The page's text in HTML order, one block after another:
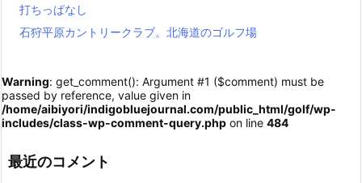
打ちっぱなし
石狩平原カントリークラブ。北海道のゴルフ場
Warning: get_comment(): Argument #1 ($comment) must be
passed by reference, value given in
/home/aibiyori/indigobluejournal.com/public_html/golf/wp-
includes/class-wp-comment-query.php on line 484
最近のコメント